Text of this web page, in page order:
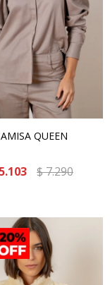
QUEEN
5.103 $7.290